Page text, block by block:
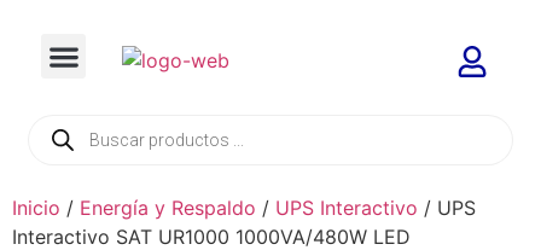
Inicio / Energía y Respaldo / UPS Interactivo / UPS
Interactivo SAT UR1000 1000VA/480W LED